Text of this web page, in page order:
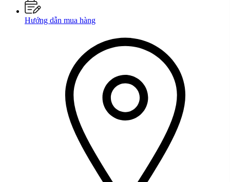
Hướng dẫn mua hàng